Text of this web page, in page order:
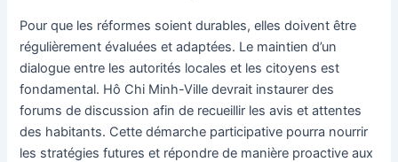
Pour que les réformes soient durables, elles doivent être
régulièrement évaluées et adaptées. Le maintien d’un
dialogue entre les autorités locales et les citoyens est
fondamental. Hô Chi Minh-Ville devrait instaurer des
forums de discussion afin de recueillir les avis et attentes
des habitants. Cette démarche participative pourra nourrir
les stratégies futures et répondre de manière proactive aux